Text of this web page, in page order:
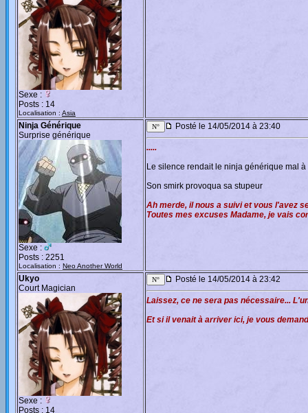
Sexe :
Posts : 14
Localisation : Asia
Ninja Générique
Surprise générique
Sexe :
Posts : 2251
Localisation : Neo Another World
Posté le 14/05/2014 à 23:40
.....
Le silence rendait le ninja générique mal
Son smirk provoqua sa stupeur
Ah merde, il nous a suivi et vous l'avez
Toutes mes excuses Madame, je vais
Ukyo
Court Magician
Sexe :
Posts : 14
Posté le 14/05/2014 à 23:42
Laissez, ce ne sera pas nécessaire...
Et si il venait à arriver ici, je vous